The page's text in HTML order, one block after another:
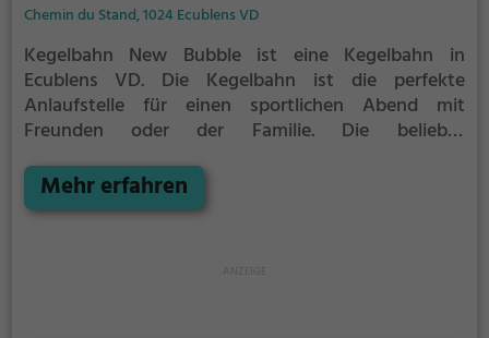
Chemin du Stand, 1024 Ecublens VD
Kegelbahn New Bubble ist eine Kegelbahn in
Ecublens VD. Die Kegelbahn ist die perfekte
Anlaufstelle für einen sportlichen Abend mit
Freunden oder der Familie. Die beliebte
kalten Tagen eine geeignete Freizeitbeschäftigung,
sportliche Betätigung und Wettbewerbscharakter
Mehr erfahren